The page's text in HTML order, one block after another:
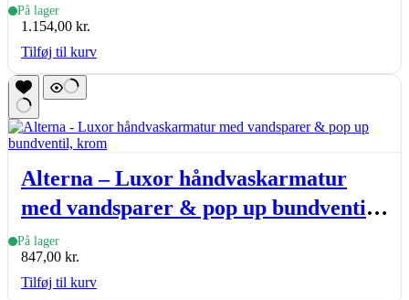
På lager
1.154,00 kr.
Tilføj til kurv
Alterna – Luxor håndvaskarmatur
med vandsparer & pop up bundventil,
krom
På lager
847,00 kr.
Tilføj til kurv